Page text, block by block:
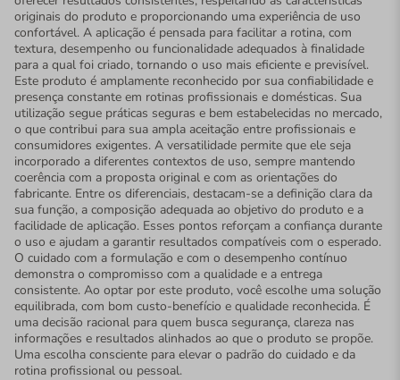
originais do produto e proporcionando uma experiência de uso
confortável. A aplicação é pensada para facilitar a rotina, com
textura, desempenho ou funcionalidade adequados à finalidade
para a qual foi criado, tornando o uso mais eficiente e previsível.
Este produto é amplamente reconhecido por sua confiabilidade e
presença constante em rotinas profissionais e domésticas. Sua
utilização segue práticas seguras e bem estabelecidas no mercado,
o que contribui para sua ampla aceitação entre profissionais e
consumidores exigentes. A versatilidade permite que ele seja
incorporado a diferentes contextos de uso, sempre mantendo
coerência com a proposta original e com as orientações do
fabricante. Entre os diferenciais, destacam-se a definição clara da
sua função, a composição adequada ao objetivo do produto e a
facilidade de aplicação. Esses pontos reforçam a confiança durante
o uso e ajudam a garantir resultados compatíveis com o esperado.
O cuidado com a formulação e com o desempenho contínuo
demonstra o compromisso com a qualidade e a entrega
consistente. Ao optar por este produto, você escolhe uma solução
equilibrada, com bom custo-benefício e qualidade reconhecida. É
uma decisão racional para quem busca segurança, clareza nas
informações e resultados alinhados ao que o produto se propõe.
Uma escolha consciente para elevar o padrão do cuidado e da
rotina profissional ou pessoal.